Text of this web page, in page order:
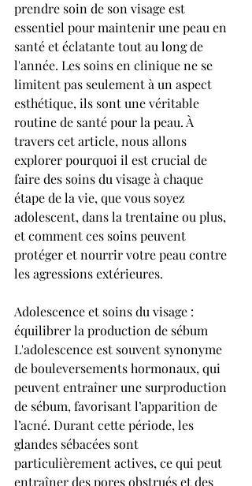
prendre soin de son visage est
essentiel pour maintenir une peau en
santé et éclatante tout au long de
l'année. Les soins en clinique ne se
limitent pas seulement à un aspect
esthétique, ils sont une véritable
routine de santé pour la peau. À
travers cet article, nous allons
explorer pourquoi il est crucial de
faire des soins du visage à chaque
étape de la vie, que vous soyez
adolescent, dans la trentaine ou plus,
et comment ces soins peuvent
protéger et nourrir votre peau contre
les agressions extérieures.
Adolescence et soins du visage :
équilibrer la production de sébum
L'adolescence est souvent synonyme
de bouleversements hormonaux, qui
peuvent entraîner une surproduction
de sébum, favorisant l’apparition de
l’acné. Durant cette période, les
glandes sébacées sont
particulièrement actives, ce qui peut
entraîner des pores obstrués et des